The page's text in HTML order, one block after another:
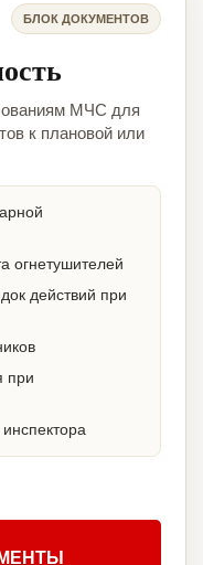
БЛОК ДОКУМЕНТОВ
МЧС для
к плановой или
огнетушителей
действий при
при